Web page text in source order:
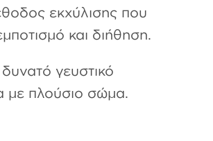
εκχύλισης που
και διήθηση.
γευστικό
με πλούσιο σώμα.